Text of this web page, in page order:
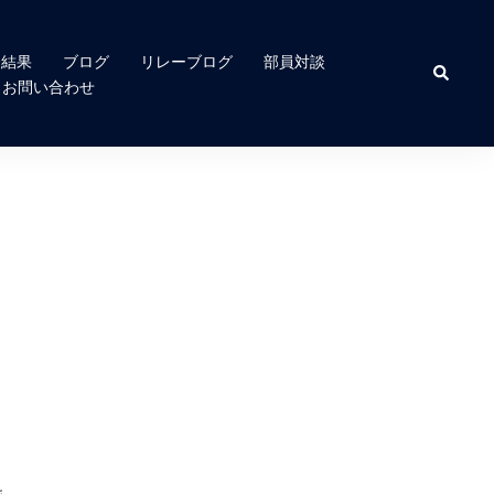
果 ブログ リレーブログ
部員対談
お問い合わせ
検
索